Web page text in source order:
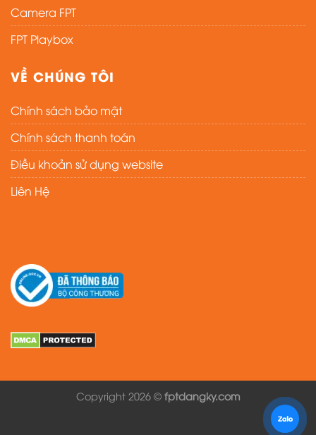
Camera FPT
FPT Playbox
VỀ CHÚNG TÔI
Chính sách bảo mật
Chính sách thanh toán
Điều khoản sử dụng website
Liên Hệ
Copyright 2026 © fptdangky.com